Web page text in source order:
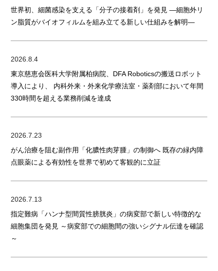
世界初、細菌感染を支える「分子の接着剤」を発見 ―細胞外リ
ン脂質がバイオフィルムを組み立てる新しい仕組みを解明―
2026.8.4
東京慈恵会医科大学附属柏病院、DFA Roboticsの搬送ロボット
導入により、 内科外来・外来化学療法室・薬剤部において年間
330時間を超える業務削減を達成
2026.7.23
がん治療を阻む副作用「化膿性肉芽腫」の制御へ 既存の緑内障
点眼薬による有効性を世界で初めて客観的に立証
2026.7.13
指定難病「ハンナ型間質性膀胱炎」の病変部で新しい特徴的な
細胞集団を発見 ～病変部での細胞間の強いシグナル伝達を確認
～